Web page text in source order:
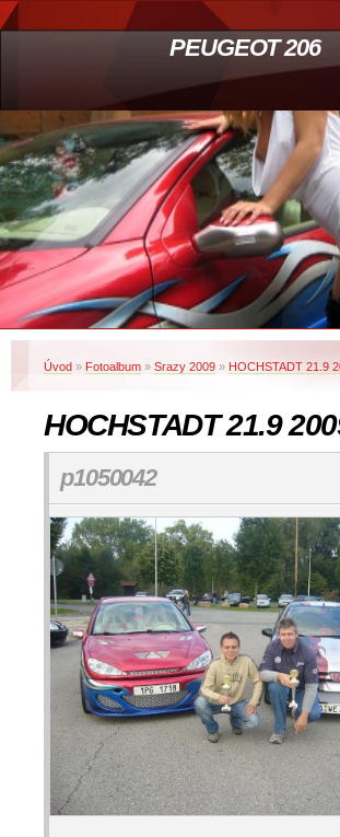
PEUGEOT 206
Úvod » Fotoalbum » Srazy 2009 » HOCHSTADT 21.9
HOCHSTADT 21.9
p1050042